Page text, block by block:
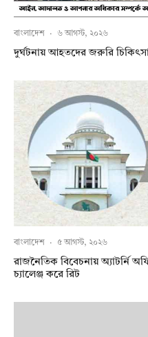
বাংলাদেশ · ৬ আগস্ট, ২০২৬
দুর্ঘটনায় আহতদের জরুরি চিকিৎসা
বাংলাদেশ · ৫ আগস্ট, ২০২৬
রাজনৈতিক বিবেচনায় অ‍্যাটর্নি
চ্যালেঞ্জ করে রিট